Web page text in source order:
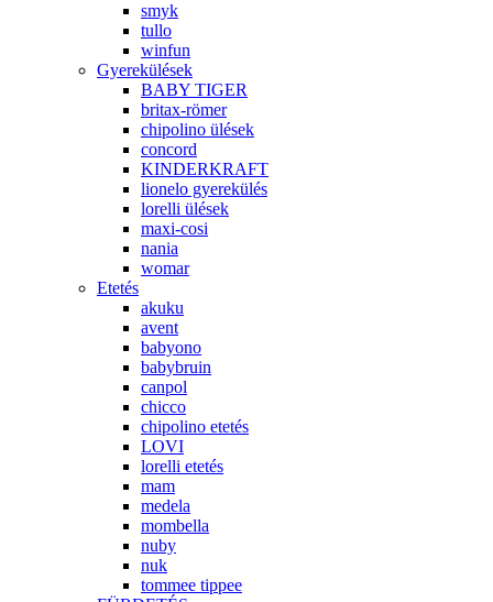
smyk
tullo
winfun
Gyerekülések
BABY TIGER
britax-römer
chipolino ülések
concord
KINDERKRAFT
lionelo gyerekülés
lorelli ülések
maxi-cosi
nania
womar
Etetés
akuku
avent
babyono
babybruin
canpol
chicco
chipolino etetés
LOVI
lorelli etetés
mam
medela
mombella
nuby
nuk
tommee tippee